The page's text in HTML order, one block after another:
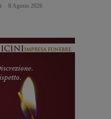
8 Agosto 2026